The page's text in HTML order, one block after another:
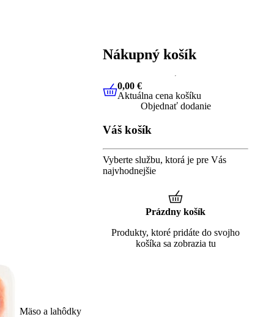
Mäso a lahôdky
Nákupný košík
0,00 €Aktuálna cena košíku
0,00 €
Aktuálna cena košíku
Objednať dodanie
Váš košík
Vyberte službu, ktorá je pre Vás
najvhodnejšie
Prázdny košík
Produkty, ktoré pridáte do svojho
košíka sa zobrazia tu